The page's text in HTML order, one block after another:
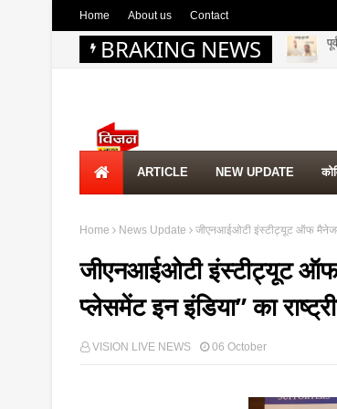
Home About us Contact
BRAKING NEWS
ARTICLE NEW UPDATE
Home News Update जीएनआईओटी इंस्टीट्यूट ऑफ
जीएनआईओटी इंस्टीट्यूट
प्लेसमेंट इन इंडिया” का
VISION LIVE NEWS 06 October